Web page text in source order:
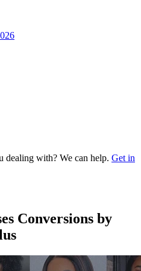
dealing with? We can help. Get in
Conversions by